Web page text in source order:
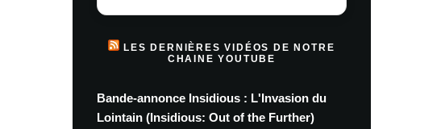
LES DERNIÈRES VIDÉOS DE NOTRE
CHAINE YOUTUBE
Bande-annonce Insidious : L'Invasion du
Lointain (Insidious: Out of the Further)